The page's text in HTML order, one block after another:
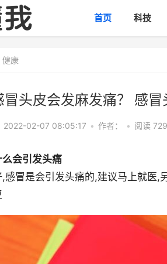
首页 科技
健康
冒头皮会发麻发痛？ 感冒
2022-02-07 08:05:17 • 作者： • 阅读
会引发头痛
感冒是会引发头痛的,建议马上就医,